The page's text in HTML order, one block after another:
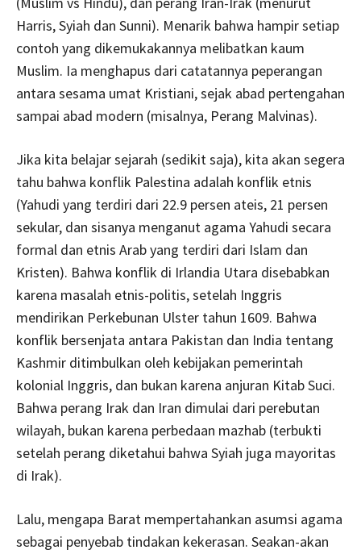
Harris, Syiah dan Sunni). Menarik bahwa hampir setiap
contoh yang dikemukakannya melibatkan kaum
Muslim. Ia menghapus dari catatannya peperangan
antara sesama umat Kristiani, sejak abad pertengahan
sampai abad modern (misalnya, Perang Malvinas).
Jika kita belajar sejarah (sedikit saja), kita akan segera
tahu bahwa konflik Palestina adalah konflik etnis
(Yahudi yang terdiri dari 22.9 persen ateis, 21 persen
sekular, dan sisanya menganut agama Yahudi secara
formal dan etnis Arab yang terdiri dari Islam dan
Kristen). Bahwa konflik di Irlandia Utara disebabkan
karena masalah etnis-politis, setelah Inggris
mendirikan Perkebunan Ulster tahun 1609. Bahwa
konflik bersenjata antara Pakistan dan India tentang
Kashmir ditimbulkan oleh kebijakan pemerintah
kolonial Inggris, dan bukan karena anjuran Kitab Suci.
Bahwa perang Irak dan Iran dimulai dari perebutan
wilayah, bukan karena perbedaan mazhab (terbukti
setelah perang diketahui bahwa Syiah juga mayoritas
di Irak).
Lalu, mengapa Barat mempertahankan asumsi agama
sebagai penyebab tindakan kekerasan. Seakan-akan